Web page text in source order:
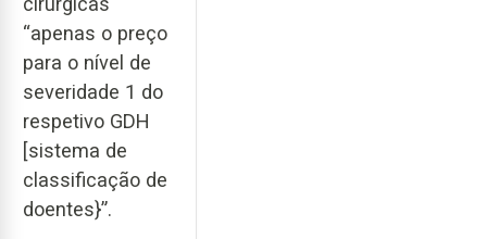
“apenas o preço
para o nível de
severidade 1 do
respetivo GDH
[sistema de
classificação de
doentes}”.